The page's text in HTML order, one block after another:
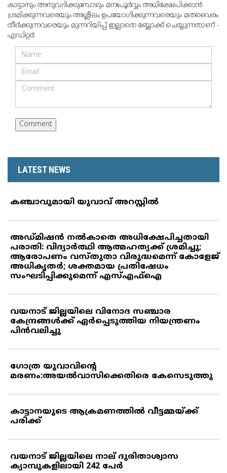
കാട്ടാനും അനുവദിക്കുമ്പോഴും മനഃപൂര്‍വ്വം അധിക്ഷേപിക്കാന്‍
ശ്രമിക്കുന്നവരെയും അശ്ലീലം ഉപയോഗിക്കുന്നവരെയും മതവൈരം
തീര്‍ക്കുന്നവരെയും മുന്നറിയിപ്പ് ഇല്ലാതെ ബ്ലോക്ക് ചെയ്യുന്നതാണ് -
എഡിറ്റര്‍
LATEST NEWS
കഞ്ചാവുമായി യുവാവ് അറസ്റ്റില്‍
അഡ്മിഷന്‍ നല്‍കാതെ അധിക്ഷേപിച്ചതായി
പരാതി: വിദ്യാര്‍ത്ഥി ആത്മഹത്യക്ക് ശ്രമിച്ചു;
ആരോപണം വസ്തുതാ വിരുദ്ധമെന്ന് കോളേജ്
അധികൃതര്‍; ശക്തമായ പ്രതിഷേധം
സംഘടിപ്പിക്കുമെന്ന് എസ്എഫ്‌ഐ
വയനാട് ജില്ലയിലെ വിനോദ സഞ്ചാര
കേന്ദ്രങ്ങള്‍ക്ക് ഏര്‍പ്പെടുത്തിയ നിയന്ത്രണം
പിന്‍വലിച്ചു
ഗോത്ര യുവാവിന്റെ
മരണം:അയല്‍വാസിക്കെതിരെ കേസെടുത്തു
കാട്ടാനയുടെ ആക്രമണത്തില്‍ വീട്ടമ്മയ്ക്ക്
പരിക്ക്
വയനാട് ജില്ലയിലെ നാല് ദുരിതാശ്വാസ
ക്യാമ്പുകളിലായി 242 പേര്‍